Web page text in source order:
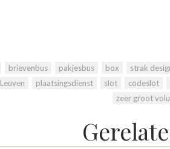
brievenbus pakjesbus box strak
Leuven plaatsingsdienst slot codeslot
zeer groot